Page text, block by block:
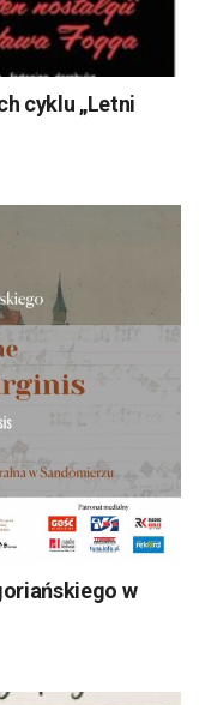
cyklu „Letni
w